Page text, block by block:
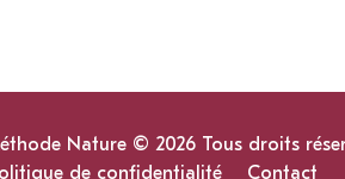
Nature © 2026 Tous droits
de confidentialité
Contact